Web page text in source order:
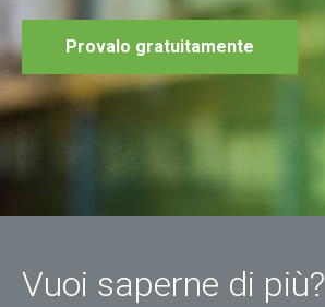
Provalo gratuitamente
Vuoi saperne di più?